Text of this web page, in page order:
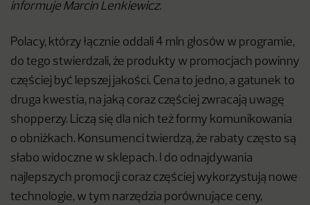
informuje Marcin Lenkiewicz.
Polacy, którzy łącznie oddali 4 mln głosów w programie,
do tego stwierdzali, że produkty w promocjach powinny
częściej być lepszej jakości. Cena to jedno, a gatunek to
druga kwestia, na jaką coraz częściej zwracają uwagę
shopperzy. Liczą się dla nich też formy komunikowania
o obniżkach. Konsumenci twierdzą, że rabaty często są
słabo widoczne w sklepach. I do odnajdywania
najlepszych promocji coraz częściej wykorzystują nowe
technologie, w tym narzędzia porównujące ceny,